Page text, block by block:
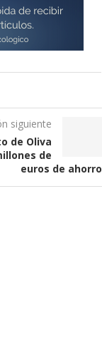
siguiente
de Oliva
de
euros de ahorro